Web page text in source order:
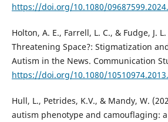
https://doi.org/10.1080/
Holton, A. E., Farrell, L. C., & Fudge, J.
Threatening Space?: Stigmatization
Autism in the News. Communication
https://doi.org/10.1080/
Hull, L., Petrides, K.V., & Mandy, W.
autism phenotype and camouflaging: